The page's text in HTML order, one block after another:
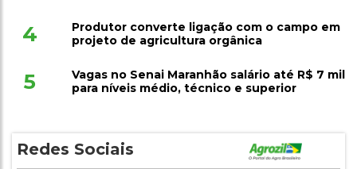
4
Produtor converte ligação com o campo em
projeto de agricultura orgânica
5
Vagas no Senai Maranhão salário até R$ 7 mil
para níveis médio, técnico e superior
Redes Sociais